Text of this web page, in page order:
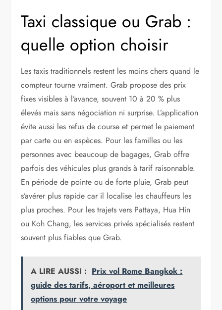
Taxi classique ou Grab :
quelle option choisir
Les taxis traditionnels restent les moins chers quand le
compteur tourne vraiment. Grab propose des prix
fixes visibles à l’avance, souvent 10 à 20 % plus
élevés mais sans négociation ni surprise. L’application
évite aussi les refus de course et permet le paiement
par carte ou en espèces. Pour les familles ou les
personnes avec beaucoup de bagages, Grab offre
parfois des véhicules plus grands à tarif raisonnable.
En période de pointe ou de forte pluie, Grab peut
s’avérer plus rapide car il localise les chauffeurs les
plus proches. Pour les trajets vers Pattaya, Hua Hin
ou Koh Chang, les services privés spécialisés restent
souvent plus fiables que Grab.
A LIRE AUSSI : Prix vol Rome Bangkok :
guide des tarifs, aéroport et meilleures
options pour votre voyage